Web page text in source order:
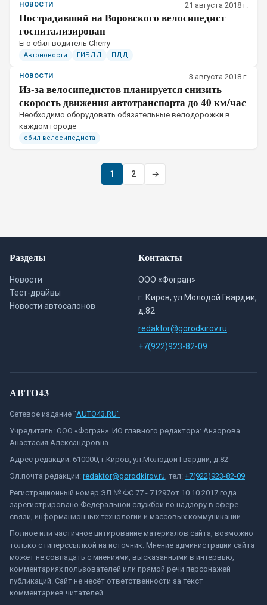
НОВОСТИ 21 августа 2018 г.
Пострадавший на Воровского велосипедист
госпитализирован
Его сбил водитель Cherry
Автоновости ГИБДД ПДД
НОВОСТИ 3 августа 2018 г.
Из-за велосипедистов планируется снизить
скорость движения автотранспорта до 40 км/час
Необходимо оборудовать обязательные велодорожки в
каждом городе
сбил велосипедиста
1 2 →
Разделы
Новости
Тест-драйвы
Новости автосалонов
Контакты
ООО «Фогран»
г. Киров, ул.Молодой Гвардии,
д.82
redaktor@gorodkirov.ru
+7(922)923-82-09
АВТО43
Сетевое издание "AUTO43.RU"
Учредитель: ООО «Фогран». ИО главного редактора: Анзорова
Анастасия Александровна
Адрес редакции: 610000, г.Киров, ул.Молодой Гвардии, д.82
Эл.почта редакции: redaktor@gorodkirov.ru, тел: +7(922)923-82-09
Регистрационный номер ЭЛ № ФС 77 - 71297от 10.10.2017 года
зарегистрировано Федеральной службой по надзору в сфере
связи, информационных технологий и массовых коммуникаций.
Полное или частичное цитирование материалов сайта, возможно
только с гиперссылкой на источник. Мнение администрации сайта
может не совпадать с мнениями, высказанными в интервью,
комментариях пользователей или прямой речи персонажей
публикаций. Сайт не несёт ответственности за текст
комментариев читателей.